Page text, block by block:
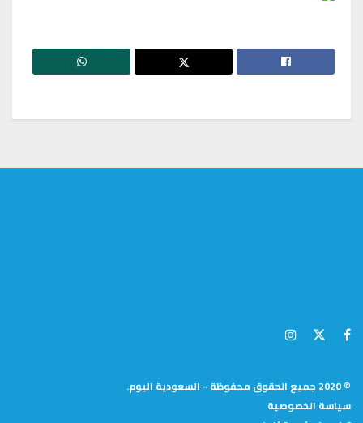
© 2020 جميع الحقوق محفوظة - السعودية اليوم.
سياسة الخصوصية